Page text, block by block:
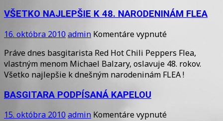
NA
LETO
VŠETKO NAJLEPŠIE K 48. NARODENINÁM FLEA
16. októbra 2010 admin Komentáre vypnuténa
NAJLEPŠIE
K
48.
Práve dnes basgitarista Red Hot Chili Peppers Flea,
vlastným menom Michael Balzary, oslavuje 48. rokov.
Všetko najlepšie k dnešným narodeninám FLEA !
BASGITARA PODPÍSANÁ KAPELOU
15. októbra 2010 admin Komentáre vypnuténa